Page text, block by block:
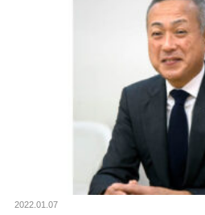
2022.01.07